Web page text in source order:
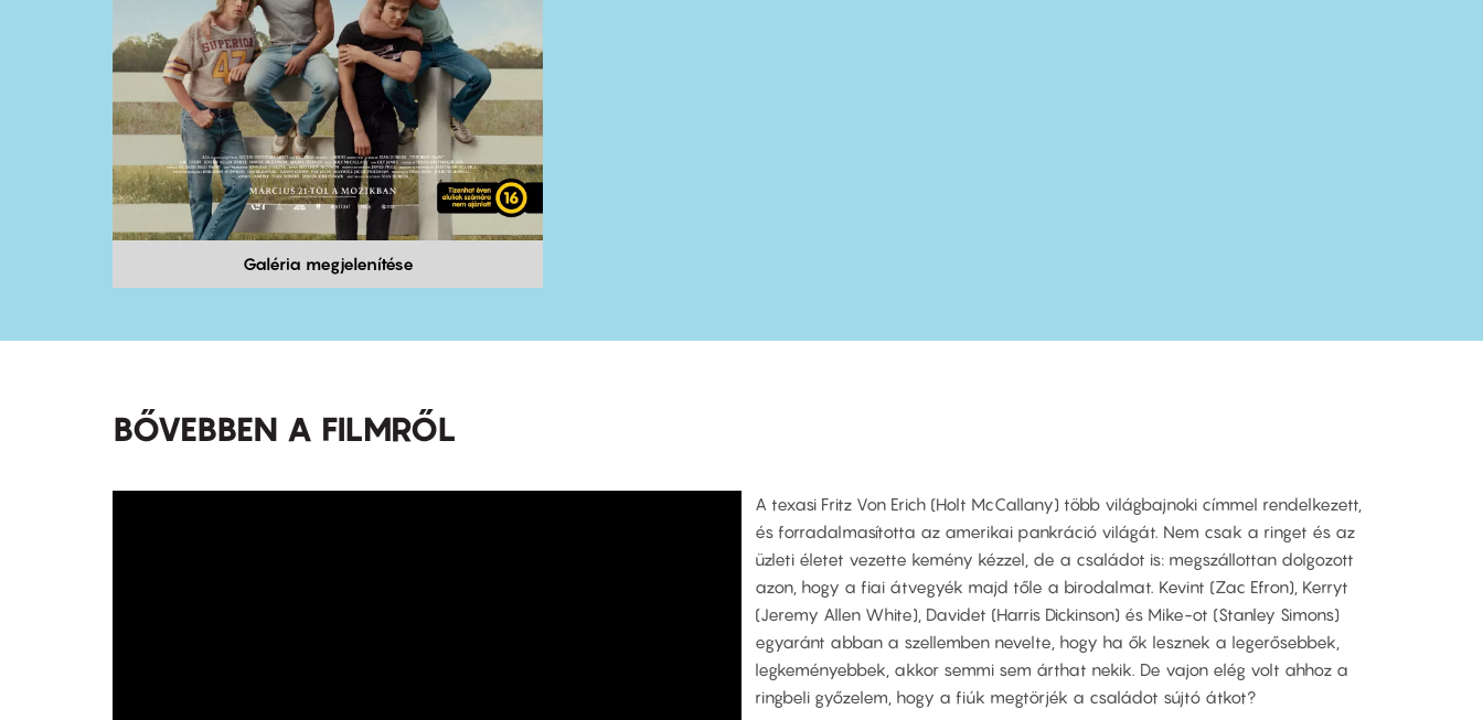
Galéria megjelenítése
BŐVEBBEN A FILMRŐL
A texasi Fritz Von Erich (Holt McCallany) több világbajnoki címmel rendelkezett,
és forradalmasította az amerikai pankráció világát. Nem csak a ringet és az
üzleti életet vezette kemény kézzel, de a családot is: megszállottan dolgozott
azon, hogy a fiai átvegyék majd tőle a birodalmat. Kevint (Zac Efron), Kerryt
(Jeremy Allen White), Davidet (Harris Dickinson) és Mike-ot (Stanley Simons)
egyaránt abban a szellemben nevelte, hogy ha ők lesznek a legerősebbek,
legkeményebbek, akkor semmi sem árthat nekik. De vajon elég volt ahhoz a
ringbeli győzelem, hogy a fiúk megtörjék a családot sújtó átkot?